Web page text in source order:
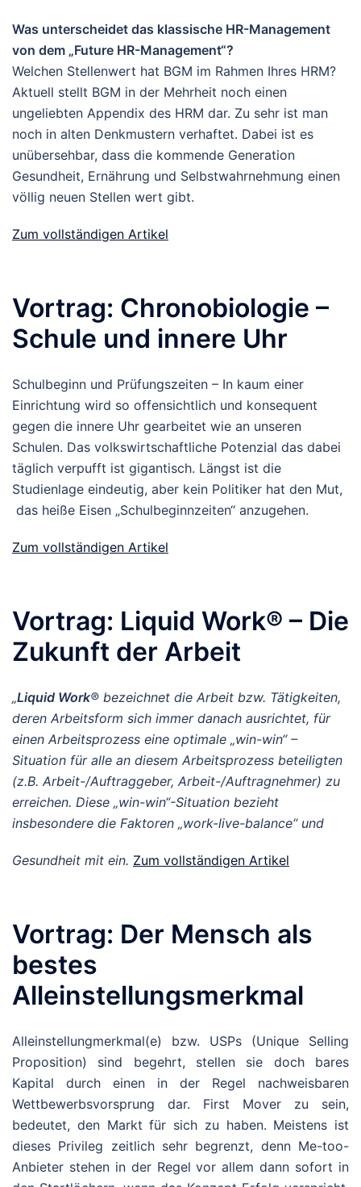
Was unterscheidet das klassische HR-Management
von dem „Future HR-Management“?
Welchen Stellenwert hat BGM im Rahmen Ihres HRM?
Aktuell stellt BGM in der Mehrheit noch einen
ungeliebten Appendix des HRM dar. Zu sehr ist man
noch in alten Denkmustern verhaftet. Dabei ist es
unübersehbar, dass die kommende Generation
Gesundheit, Ernährung und Selbstwahrnehmung einen
völlig neuen Stellen wert gibt.
Zum vollständigen Artikel
Vortrag: Chronobiologie –
Schule und innere Uhr
Schulbeginn und Prüfungszeiten – In kaum einer
Einrichtung wird so offensichtlich und konsequent
gegen die innere Uhr gearbeitet wie an unseren
Schulen. Das volkswirtschaftliche Potenzial das dabei
täglich verpufft ist gigantisch. Längst ist die
Studienlage eindeutig, aber kein Politiker hat den Mut,
das heiße Eisen „Schulbeginnzeiten“ anzugehen.
Zum vollständigen Artikel
Vortrag: Liquid Work® – Die
Zukunft der Arbeit
„Liquid Work® bezeichnet die Arbeit bzw. Tätigkeiten,
deren Arbeitsform sich immer danach ausrichtet, für
einen Arbeitsprozess eine optimale „win-win“ –
Situation für alle an diesem Arbeitsprozess beteiligten
(z.B. Arbeit-/Auftraggeber, Arbeit-/Auftragnehmer) zu
erreichen. Diese „win-win“-Situation bezieht
insbesondere die Faktoren „work-live-balance“ und
Gesundheit mit ein. Zum vollständigen Artikel
Vortrag: Der Mensch als
bestes
Alleinstellungsmerkmal
Alleinstellungmerkmal(e) bzw. USPs (Unique Selling
Proposition) sind begehrt, stellen sie doch bares
Kapital durch einen in der Regel nachweisbaren
Wettbewerbsvorsprung dar. First Mover zu sein,
bedeutet, den Markt für sich zu haben. Meistens ist
dieses Privileg zeitlich sehr begrenzt, denn Me-too-
Anbieter stehen in der Regel vor allem dann sofort in